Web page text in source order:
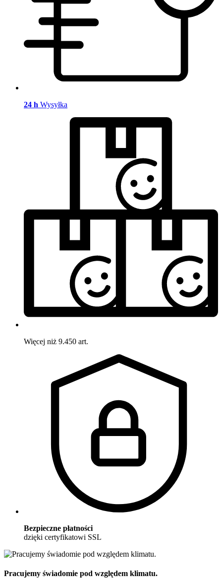
24 h Wysyłka
Więcej niż 9.450 art.
Bezpieczne płatności
dzięki certyfikatowi SSL
Pracujemy świadomie pod względem klimatu.